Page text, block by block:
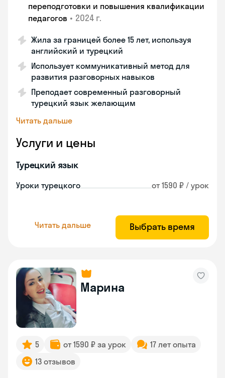
переподготовки и повышения квалификации
педагогов • 2024 г.
Жила за границей более 15 лет, используя
английский и турецкий
Использует коммуникативный метод для
развития разговорных навыков
Преподает современный разговорный
турецкий язык желающим
Читать дальше
Услуги и цены
Турецкий язык
Уроки турецкого от 1590 ₽ / урок
Читать дальше Выбрать время
Марина
5 от 1590 ₽ за урок
17 лет опыта
13 отзывов